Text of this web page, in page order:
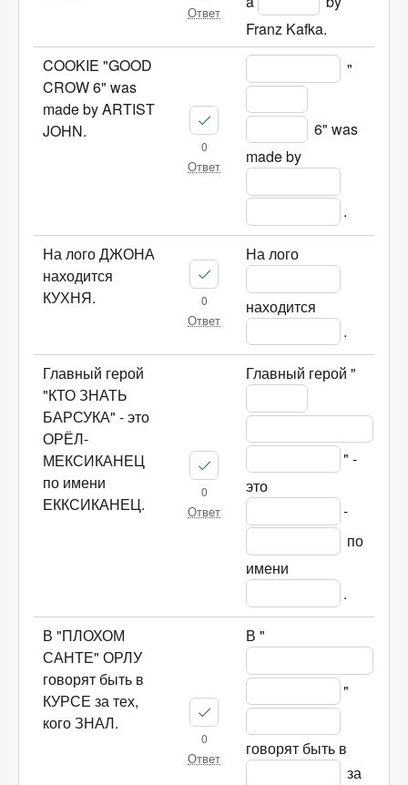
Ответ
Franz Kafka.
COOKIE "GOOD
CROW 6" was
made by ARTIST
JOHN.
0
Ответ
"
6" was
made by
.
На лого ДЖОНА
находится
КУХНЯ.
0
Ответ
На лого
находится
.
Главный герой
"КТО ЗНАТЬ
БАРСУКА" - это
ОРЁЛ-
МЕКСИКАНЕЦ
по имени
ЕККСИКАНЕЦ.
0
Ответ
Главный герой "
" -
это
-
по
имени
.
В "ПЛОХОМ
САНТЕ" ОРЛУ
говорят быть в
КУРСЕ за тех,
кого ЗНАЛ.
0
Ответ
В "
"
говорят быть в
за